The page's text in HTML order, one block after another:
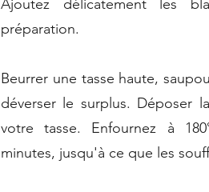
Ajoutez délicatement les
préparation.
Beurrer une tasse haute,
déverser le surplus. Déposer
votre tasse. Enfournez à
minutes, jusqu'à ce que les